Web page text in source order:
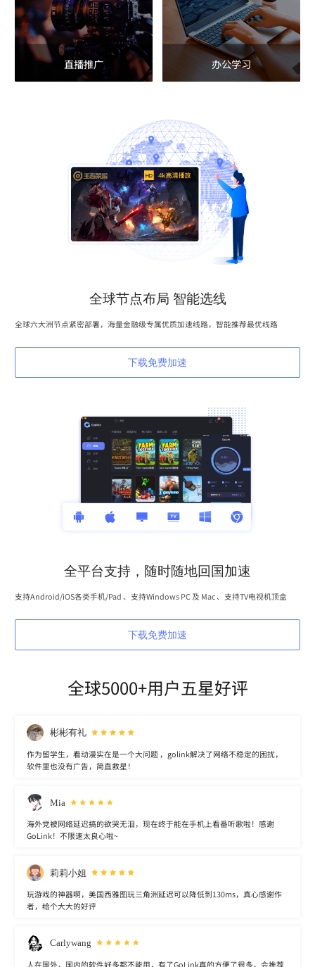
直播推广 办公学习
全球节点布局 智能选线
全球六大洲节点紧密部署，海量金融级专属优质加速线路，智能推荐最优线路
下载免费加速
全平台支持，随时随地回国加速
支持Android/iOS各类手机/Pad 、支持Windows PC 及 Mac 、支持TV电视机顶盒
下载免费加速
全球5000+用户五星好评
彬彬有礼
作为留学生，看动漫实在是一个大问题 ，golink解决了网络不稳定的困扰，
软件里也没有广告，简直救星！
Mia
海外党被网络延迟搞的欲哭无泪，现在终于能在手机上看番听歌啦！感谢
GoLink！不限速太良心啦~
莉莉小姐
玩游戏的神器啊，美国西雅图玩三角洲延迟可以降低到130ms，真心感谢作
者，给个大大的好评
Carlywang
人在国外，国内的软件好多都不能用，有了GoLink真的方便了很多，会推荐